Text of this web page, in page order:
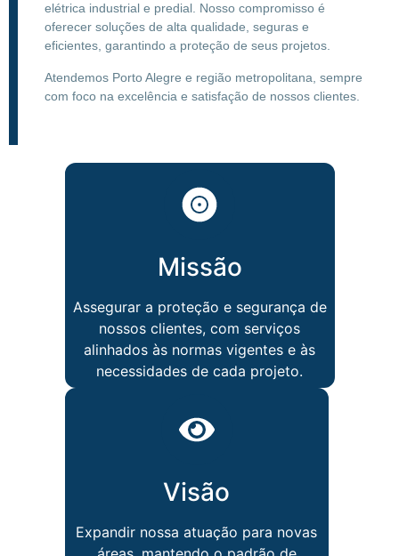
elétrica industriale predial. Nosso compromisso é
oferecer soluções de alta qualidade, seguras e
eficientes, garantindo a proteção de seus projetos.
Atendemos Porto Alegre e região metropolitana , sempre
com foco na excelência e satisfação de nossos clientes.
Missão
Assegurar a proteção e segurança de
nossos clientes, com serviços
alinhados às normas vigentes e às
necessidades de cada projeto.
Visão
Expandir nossa atuação para novas